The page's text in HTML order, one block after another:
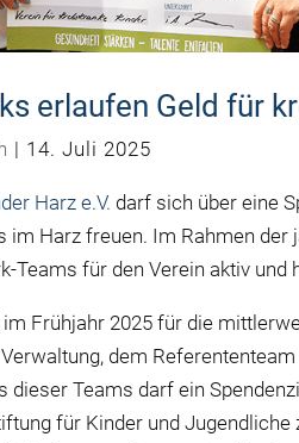
erlaufen Geld für
| 14. Juli 2025
Harz e.V. darf sich über eine
im Harz freuen. Im Rahmen der
Teams für den Verein aktiv und
Frühjahr 2025 für die
dem
dieser Teams darf ein
für Kinder und